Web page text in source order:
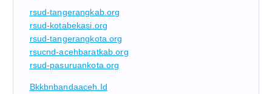
rsud-tangerangkab.org
rsud-kotabekasi.org
rsud-tangerangkota.org
rsucnd-acehbaratkab.org
rsud-pasuruankota.org
Bkkbnbandaaceh.id